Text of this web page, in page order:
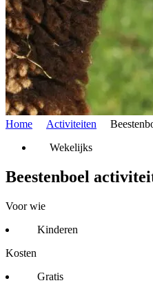
Home Activiteiten
Wekelijks
Beestenboel
Voor wie
Kinderen
Kosten
Gratis